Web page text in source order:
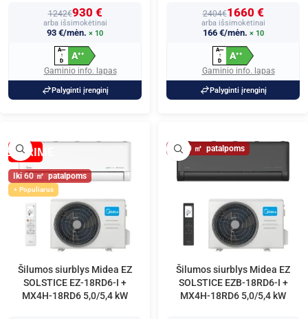
1242€930 €
arba išsimokėtinai
93 €/mėn. × 10
A+++
↑
D
A++
Gaminio info. lapas
Palyginti įrenginį
2404€1660 €
arba išsimokėtinai
166 €/mėn. × 10
A+++
↑
D
A++
Gaminio info. lapas
Palyginti įrenginį
60
Populiarus
Šilumos siurblys Midea EZ
SOLSTICE EZ-18RD6-I +
MX4H-18RD6 5,0/5,4 kW
60
Šilumos siurblys Midea EZ
SOLSTICE EZB-18RD6-I +
MX4H-18RD6 5,0/5,4 kW